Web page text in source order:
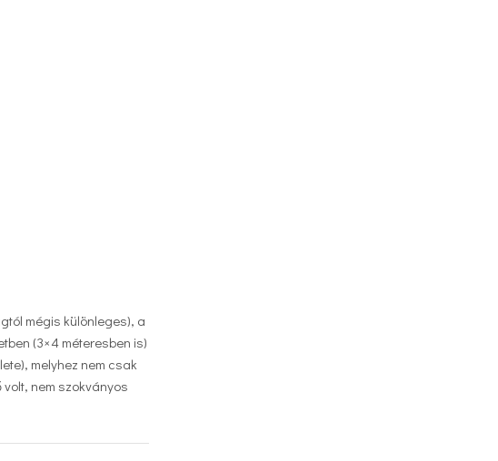
mégis különleges), a
(3×4 méteresben is)
melyhez nem csak
nem szokványos